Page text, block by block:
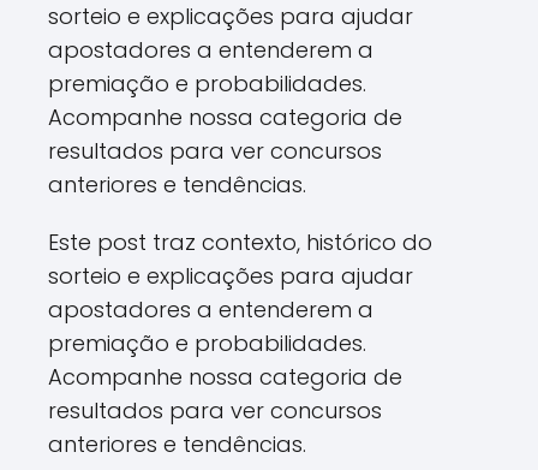
sorteio e explicações para ajudar
apostadores a entenderem a
premiação e probabilidades.
Acompanhe nossa categoria de
resultados para ver concursos
anteriores e tendências.
Este post traz contexto, histórico do
sorteio e explicações para ajudar
apostadores a entenderem a
premiação e probabilidades.
Acompanhe nossa categoria de
resultados para ver concursos
anteriores e tendências.